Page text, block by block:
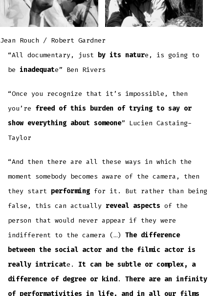
Jean Rouch / Robert Gardner
“All documentary, just by its nature, is going to
be inadequate” Ben Rivers
“Once you recognize that it’s impossible, then
you’re freed of this burden of trying to say or
show everything about someone” Lucien Castaing-
Taylor
“And then there are all these ways in which the
moment somebody becomes aware of the camera, then
they start performing for it. But rather than being
false, this can actually reveal aspects of the
person that would never appear if they were
indifferent to the camera (…) The difference
between the social actor and the filmic actor is
really intricate. It can be subtle or complex, a
difference of degree or kind.There are an infinity
of performativities in life, and in all our films